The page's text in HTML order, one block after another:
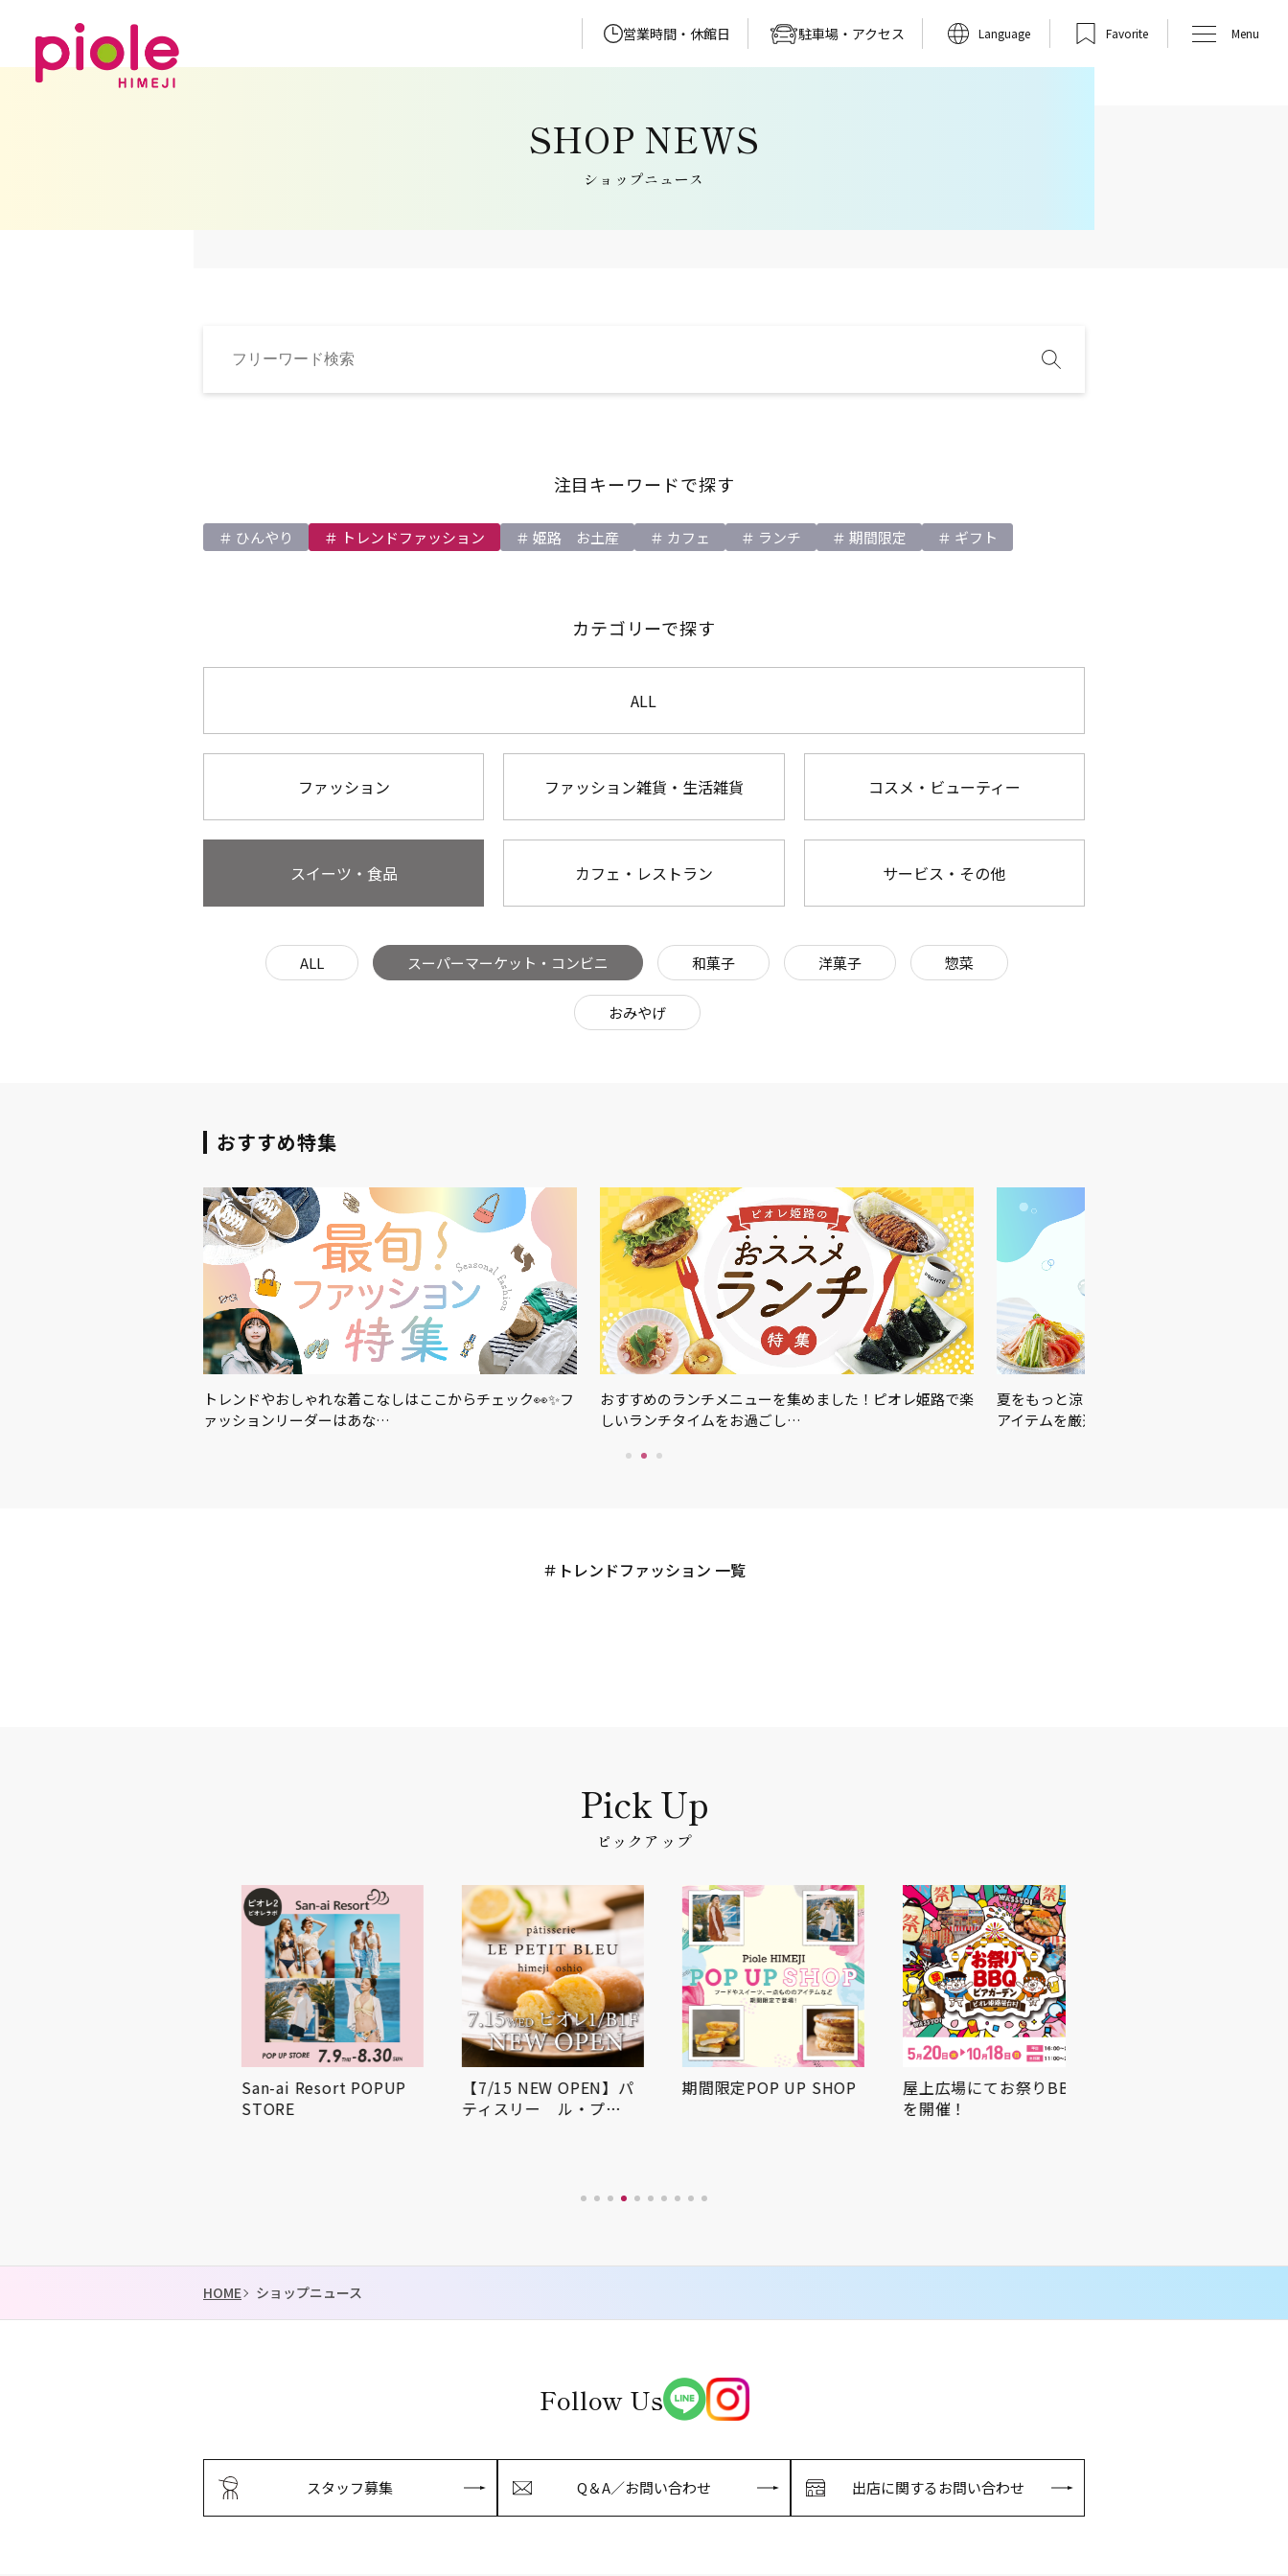
営業時間・休館日 駐車場・アクセス Favorite
Language Menu
ショップニュース
注目キーワードで探す
ひんやり トレンドファッション 姫路 お土産 カフェ ランチ 期間限定 ギフト
カテゴリーで探す
ALL
ファッション ファッション雑貨・生活雑貨 コスメ・ビューティー
スイーツ・食品 カフェ・レストラン サービス・その他
ALL スーパーマーケット・コンビニ 和菓子 洋菓子 惣菜
おみやげ
おすすめ特集
トレンドやおしゃれな着こなしはここからチェック👀✨フ
ァッションリーダーはあな…
おすすめのランチメニューを集めました！ピオレ姫路で楽
しいランチタイムをお過ごし…
夏をもっと涼しく、もっと快適に！暑さ対
アイテムを厳選しました♪＼…
トレンドファッション 一覧
ピックアップ
San-ai Resort POPUP
STORE
【7/15 NEW OPEN】パ
ティスリー ル・プ…
期間限定POP UP SHOP
屋上広場にてお祭りBBQ
を開催！
HOME ショップニュース
Follow Us
スタッフ募集 Q＆A／お問い合わせ 出店に関するお問い合わせ